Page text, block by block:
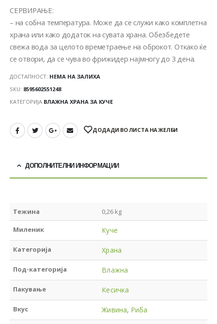
СЕРВИРАЊЕ:
– на собна температура. Може да се служи како комплетна
храна или како додаток на сувата храна. Обезбедете
свежа вода за целото времетраење на оброкот. Откако ќе
се отвори, да се чува во фрижидер најмногу до 3 дена.
ДОСТАПНОСТ: НЕМА НА ЗАЛИХА
SKU: 8595602551248
КАТЕГОРИЈА ВЛАЖНА ХРАНА ЗА КУЧЕ
ДОДАДИ ВО ЛИСТА НА ЖЕЛБИ
ДОПОЛНИТЕЛНИ ИНФОРМАЦИИ
Тежина 0,26 kg
Миленик Куче
Категорија Храна
Под-категорија Влажна
Пакување Кесичка
Вкус Живина, Риба